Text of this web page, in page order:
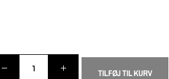
TILFØJ TIL KURV